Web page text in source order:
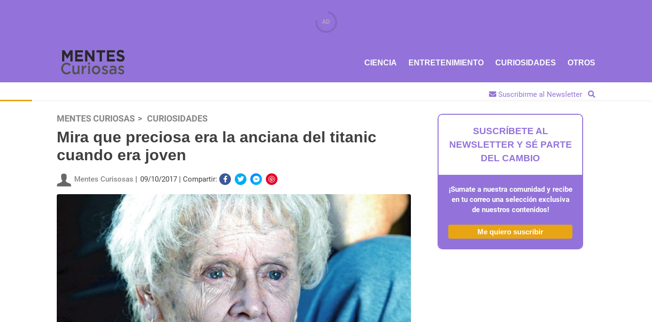
CIENCIA ENTRETENIMIENTO CURIOSIDADES OTROS
Suscribirme al Newsletter
MENTES CURIOSAS CURIOSIDADES
Mira que preciosa era la anciana del titanic
cuando era joven
Mentes Curisosas 09/10/2017 Compartir:
SUSCRÍBETE AL
NEWSLETTER Y SÉ PARTE
DEL CAMBIO
¡Sumate a nuestra comunidad y recibe
en tu correo una selección exclusiva
de nuestros contenidos!
Me quiero suscribir